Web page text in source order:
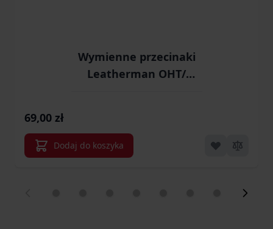
Wymienne przecinaki
Leatherman OHT/
69,00 zł
Dodaj do koszyka